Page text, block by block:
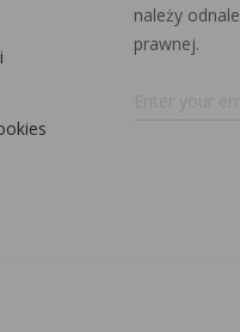
należy
prawnej.